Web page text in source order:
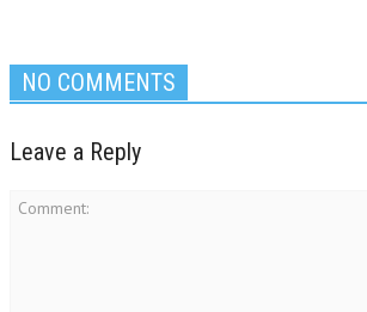
NO COMMENTS
Leave a Reply